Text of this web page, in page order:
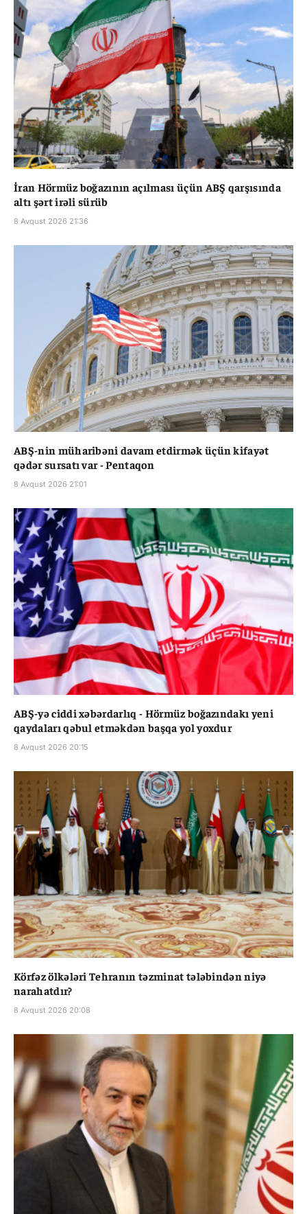
İran Hörmüz boğazının açılması üçün ABŞ qarşısında
altı şərt irəli sürüb
8 Avqust 2026 21:36
ABŞ-nin müharibəni davam etdirmək üçün kifayət
qədər sursatı var - Pentaqon
8 Avqust 2026 21:01
ABŞ-yə ciddi xəbərdarlıq - Hörmüz boğazındakı yeni
qaydaları qəbul etməkdən başqa yol yoxdur
8 Avqust 2026 20:15
Körfəz ölkələri Tehranın təzminat tələbindən niyə
narahatdır?
8 Avqust 2026 20:08